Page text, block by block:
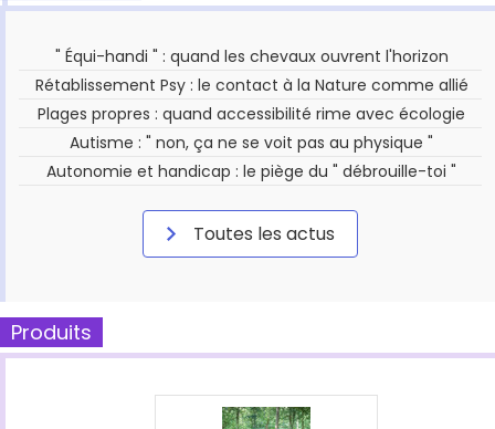
" Équi-handi " : quand les chevaux ouvrent l'horizon
Rétablissement Psy : le contact à la Nature comme allié
Plages propres : quand accessibilité rime avec écologie
Autisme : " non, ça ne se voit pas au physique "
Autonomie et handicap : le piège du " débrouille-toi "
Toutes les actus
Produits